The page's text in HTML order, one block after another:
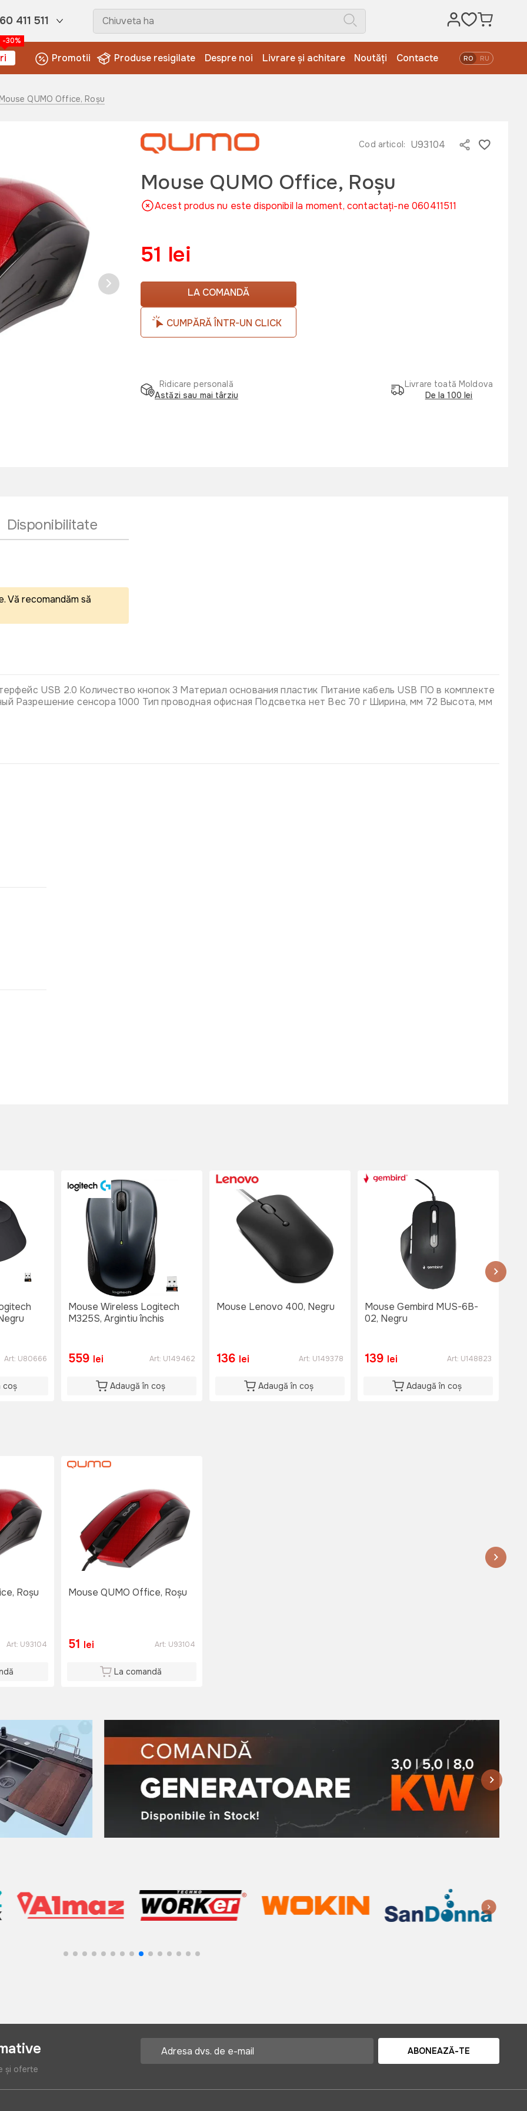
411 511
-30%
Promotii Produse resigilate Despre noi Livrare și achitare Noutăți Contacte RO RU
QUMO Office, Roșu
Cod articol: U93104
Mouse QUMO Office, Roșu
Acest produs nu este disponibil la moment, contactați-ne 060411511
51 lei
LA COMANDĂ
CUMPĂRĂ ÎNTR-UN CLICK
Ridicare personală
Astăzi sau mai târziu
Livrare toată Moldova
De la 100 lei
Disponibilitate
Vă recomandăm să
USB 2.0 Количество кнопок 3 Материал основания пластик Питание кабель USB ПО в комплекте
Разрешение сенсора 1000 Тип проводная офисная Подсветка нет Вес 70 г Ширина, мм 72 Высота, мм
Art: U80666
coș
Mouse Wireless Logitech
M325S, Argintiu închis
559 lei Art: U149462
Adaugă în coș
Mouse Lenovo 400, Negru
136 lei Art: U149378
Adaugă în coș
Mouse Gembird MUS-6B-
02, Negru
139 lei Art: U148823
Adaugă în coș
Roșu
Art: U93104
Mouse QUMO Office, Roșu
51 lei Art: U93104
La comandă
și oferte
ABONEAZĂ-TE